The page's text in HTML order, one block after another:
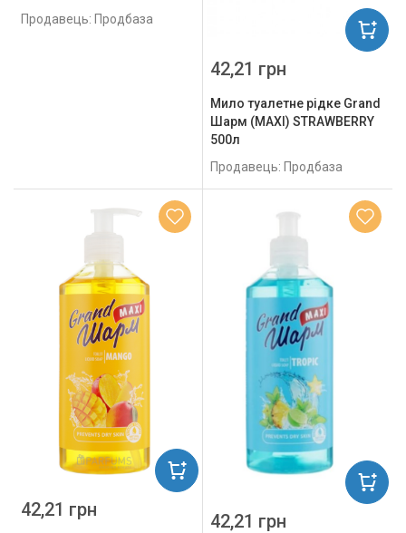
Продавець: Продбаза
Мило туалетне рідке Grand
Шарм (MAXI) STRAWBERRY
500л
Продавець: Продбаза
42,21 грн
42,21 грн
42,21 грн